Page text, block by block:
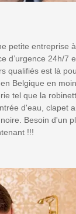
petite entreprise
d’urgence 24h/7
qualifiés est là
Belgique en
tel que la
d'eau, clapet
Besoin d'un
!!!